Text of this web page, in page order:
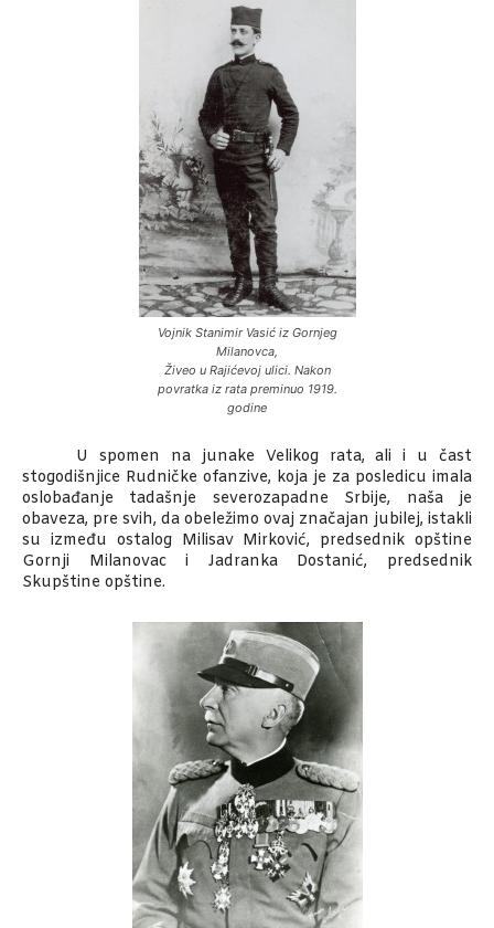
Vojnik Stanimir Vasić iz Gornjeg
Milanovca,
Živeo u Rajićevoj ulici. Nakon
povratka iz rata preminuo 1919.
godine
U spomen na junake Velikog rata, ali i u čast
stogodišnjice Rudničke ofanzive, koja je za posledicu imala
oslobađanje tadašnje severozapadne Srbije, naša je
obaveza, pre svih, da obeležimo ovaj značajan jubilej, istakli
su između ostalog Milisav Mirković, predsednik opštine
Gornji Milanovac i Jadranka Dostanić, predsednik
Skupštine opštine.